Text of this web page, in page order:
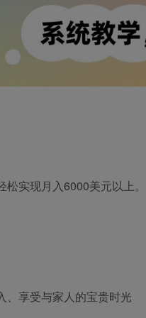
实现月入6000美元以上。
享受与家人的宝贵时光